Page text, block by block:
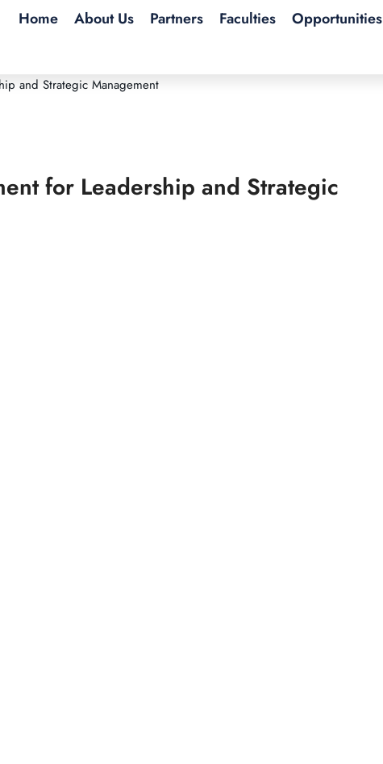
Home About Us Partners Faculties Opportunities
for Leadership and Strategic